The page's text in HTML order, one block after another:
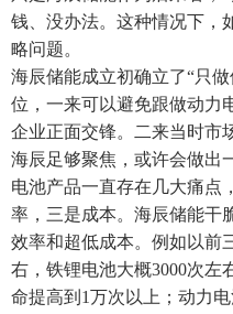
钱、没办法。这种情况下，
略问题。
海辰储能成立初确立了“只
位，一来可以避免跟做动力
企业正面交锋。二来当时市
海辰足够聚焦，或许会做出
电池产品一直存在几大痛点
率，三是成本。海辰储能干
效率和超低成本。例如以前
右，铁锂电池大概3000次左
命提高到1万次以上；动力